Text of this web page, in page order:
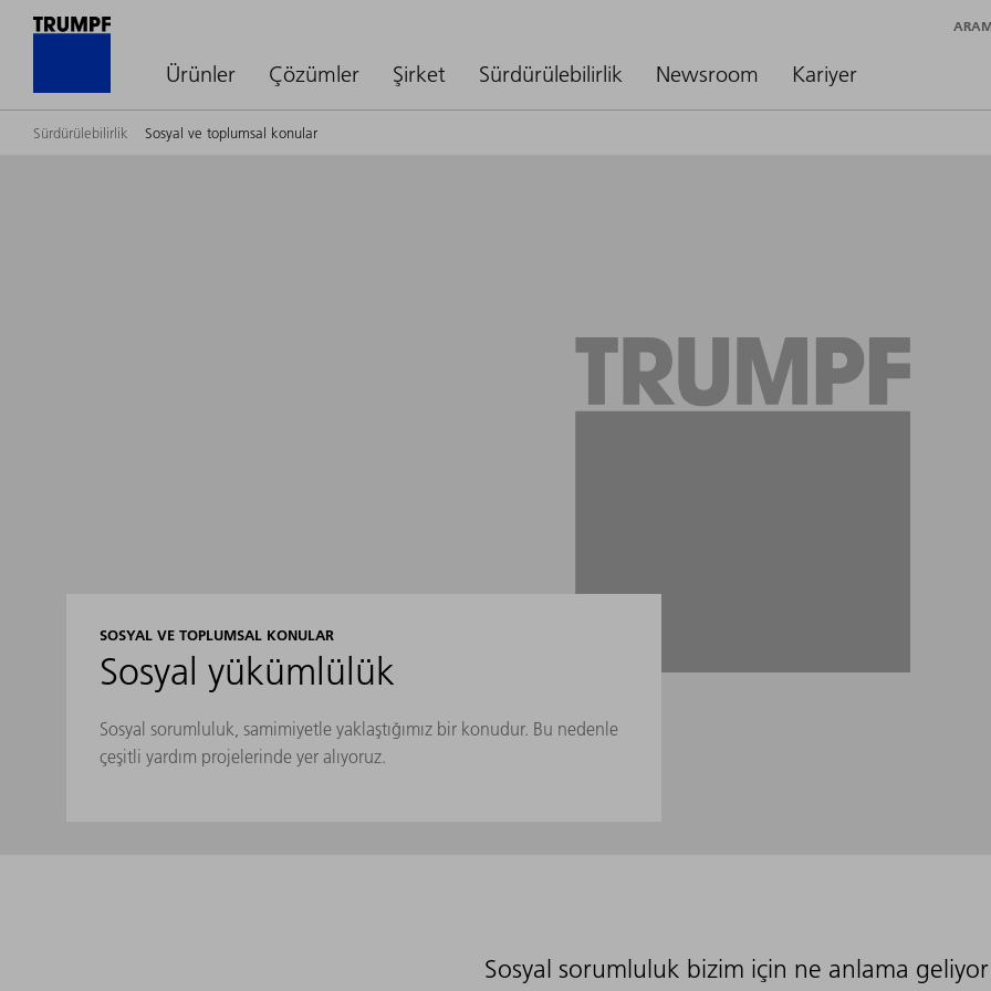
Ürünler Çözümler Şirket Sürdürülebilirlik Newsroom Kariyer
Sürdürülebilirlik Sosyal ve toplumsal konular
SOSYAL VE TOPLUMSAL KONULAR
Sosyal yükümlülük
Sosyal sorumluluk, samimiyetle yaklaştığımız bir konudur. Bu nedenle
çeşitli yardım projelerinde yer alıyoruz.
Sosyal sorumluluk bizim için ne anlama